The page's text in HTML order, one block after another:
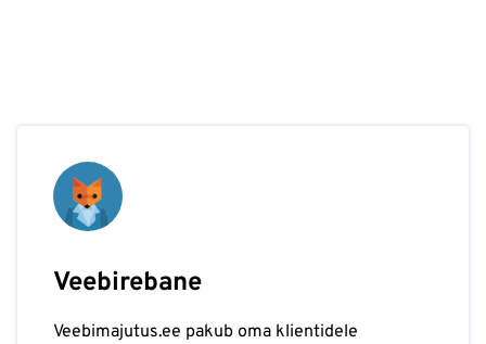
Veebirebane
Veebimajutus.ee pakub oma klientidele